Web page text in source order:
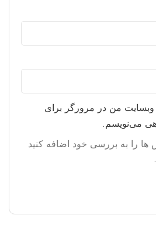
وبسایت من در مرورگر برای
می‌نویسم.
ها را به بررسی خود اضافه کنید